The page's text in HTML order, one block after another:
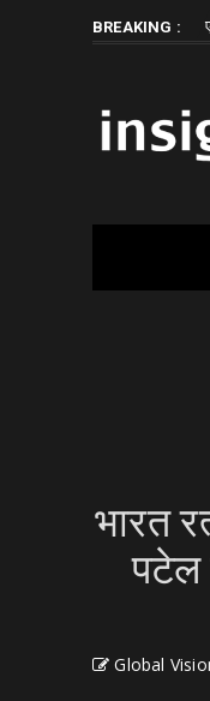
Saturday,
BREAKING :
भावना बोहरा का एक्शन, JE
भारत
पटेल
Global